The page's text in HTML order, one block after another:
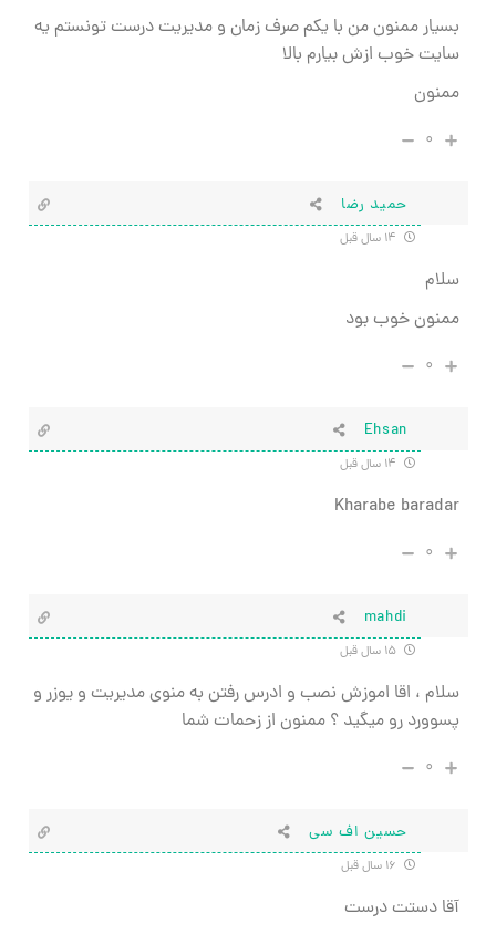
بسیار ممنون من با یکم صرف زمان و مدیریت درست تونستم یه
سایت خوب ازش بیارم بالا
ممنون
۰
حمید رضا
سلام
ممنون خوب بود
۰
Ehsan
Kharabe baradar
۰
mahdi
سلام ، اقا اموزش نصب و ادرس رفتن به منوی مدیریت و یوزر و
پسوورد رو میگید ؟ ممنون از زحمات شما
۰
حسین اف سی
آقا دستت درست